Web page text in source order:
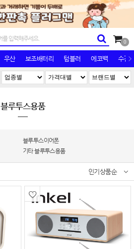
0
우산 보조배터리 텀블러 에코백 수건/
블루투스용품
블루투스이어폰
기타 블루투스용품
인기상품순